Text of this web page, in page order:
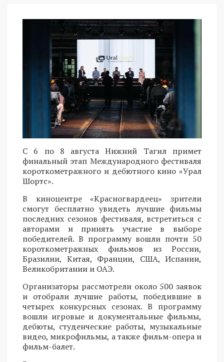
С 6 по 8 августа Нижний Тагил примет
финальный этап Международного фестиваля
короткометражного и дебютного кино «Урал
Шортс».
В киноцентре «Красногвардеец» зрители
смогут бесплатно увидеть лучшие фильмы
последних сезонов фестиваля, встретиться с
авторами и принять участие в выборе
победителей. В программу вошли почти 50
короткометражных фильмов из России,
Бразилии, Китая, Франции, США, Испании,
Великобритании и ОАЭ.
Организаторы рассмотрели около 500 заявок
и отобрали лучшие работы, победившие в
четырех конкурсных сезонах. В программу
вошли игровые и документальные фильмы,
дебюты, студенческие работы, музыкальные
видео, микрофильмы, а также фильм-опера и
фильм-балет.